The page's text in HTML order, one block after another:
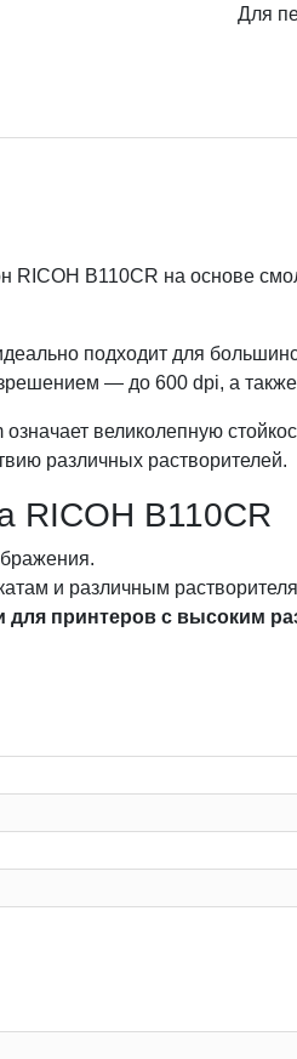
Для
RICOH B110CR на основе
подходит для
— до 600 dpi, а также
великолепную
различных растворителей.
RICOH B110CR
и различным
для принтеров с высоким